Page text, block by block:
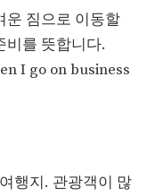
운 짐으로 이동할
비를 뜻합니다.
I go on business
행지. 관광객이 많